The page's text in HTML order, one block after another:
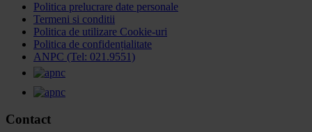
Politica prelucrare date personale
Termeni si conditii
Politica de utilizare Cookie-uri
Politica de confidențialitate
ANPC (Tel: 021.9551)
Contact